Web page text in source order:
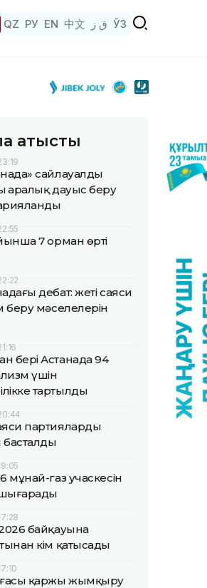
QZ РУ EN 中文 ق ز ЎЗ
қатысты
сайлауалды
аралық дауыс беру
7 орман өрті
дебат: жеті саяси
беру мәселелерін
бері Астанада 94
үшін
тартылды
партиялардың
басталды
мұнай-газ учаскесін
байқауына
кім қатысады
қаржы жымқыру